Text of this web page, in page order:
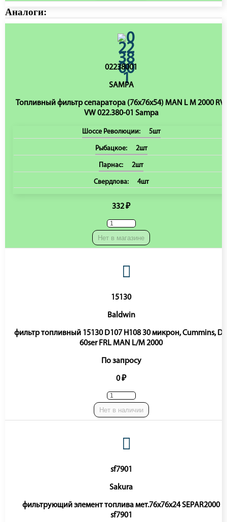
Аналоги:
02238001
SAMPA
Топливный фильтр сепаратора (76x76x54) MAN L M 2000 RVI
VW 022.380-01 Sampa
Шоссе Революции: 5шт
Рыбацкое: 2шт
Парнас: 2шт
Свердлова: 4шт
332 ₽
Нет в магазине
15130
Baldwin
фильтр топливный 15130 D107 H108 30 микрон, Cummins,
60ser FRL MAN L/M 2000
По запросу
0 ₽
Нет в наличии
sf7901
Sakura
фильтрующий элемент топлива мет.76x76x24 SEPAR2000
sf7901